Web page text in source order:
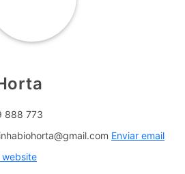
888 773
Enviar email
website